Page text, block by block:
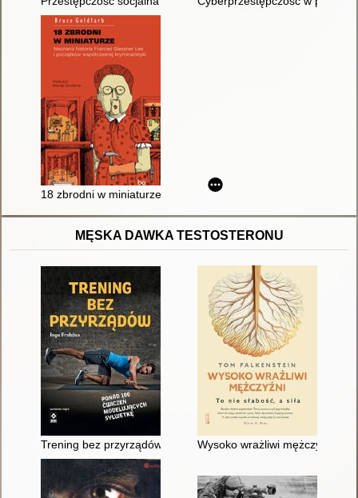
18 zbrodni w miniaturze : nieznana historia Frances Glessner
MĘSKA DAWKA TESTOSTERONU
Trening bez przyrządów : ponad 100 skutecznych ćwiczeń
Wysoko wrażliwi mężczyźni : to